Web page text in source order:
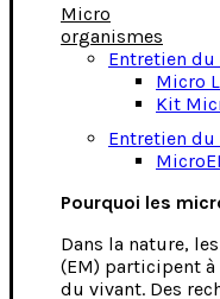
Micro
organismes
Entretien du
Micro
Kit
Entretien du
Pourquoi les
Dans la nature,
(EM) participent
du vivant. Des